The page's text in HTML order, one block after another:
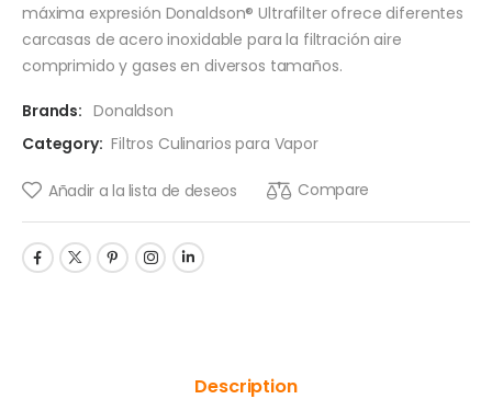
máxima expresión Donaldson® Ultrafilter ofrece diferentes
carcasas de acero inoxidable para la filtración aire
comprimido y gases en diversos tamaños.
Brands: Donaldson
Category: Filtros Culinarios para Vapor
Añadir a la lista de deseos Compare
Description